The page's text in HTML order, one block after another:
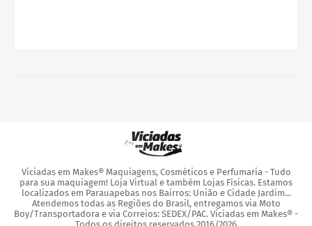
Viciadas em Makes® Maquiagens, Cosméticos e Perfumaria - Tudo
para sua maquiagem! Loja Virtual e também Lojas Físicas. Estamos
localizados em Parauapebas nos Bairros: União e Cidade Jardim...
Atendemos todas as Regiões do Brasil, entregamos via Moto
Boy/Transportadora e via Correios: SEDEX/PAC. Viciadas em Makes® -